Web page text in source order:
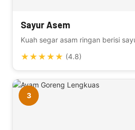
Sayur Asem
Kuah segar asam ringan berisi
★ ★ ★ ★ ★ (4.8)
3